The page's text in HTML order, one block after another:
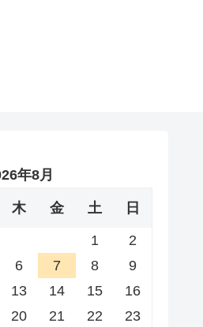
年8月
木 金 土 日
1
2
6 7 8
9
13 14 15
16
20 21 22
23